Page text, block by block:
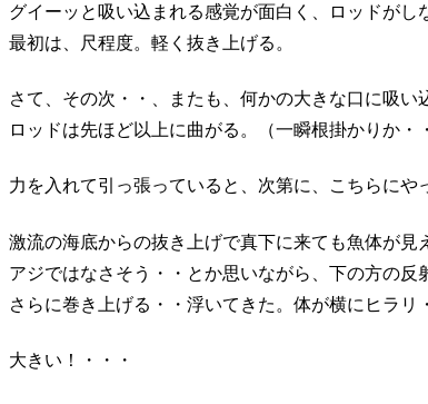
グイーッと吸い込まれる感覚が面白く、ロッドがし
最初は、尺程度。軽く抜き上げる。
さて、その次・・、またも、何かの大きな口に吸い
ロッドは先ほど以上に曲がる。（一瞬根掛かりか・
力を入れて引っ張っていると、次第に、こちらにや
激流の海底からの抜き上げで真下に来ても魚体が見
アジではなさそう・・とか思いながら、下の方の反
さらに巻き上げる・・浮いてきた。体が横にヒラリ
大きい！・・・